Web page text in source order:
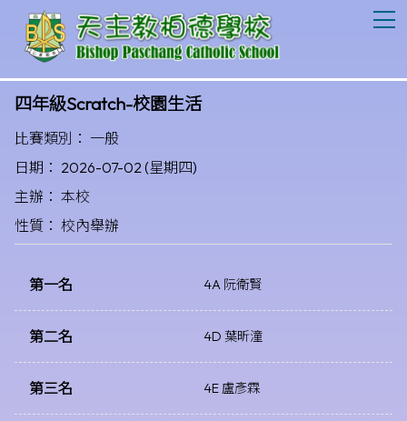
四年級Scratch-校園生活
比賽類別： 一般
日期： 2026-07-02 (星期四)
主辦： 本校
性質： 校內舉辦
第一名 4A 阮衛賢
第二名 4D 葉昕潼
第三名 4E 盧彥霖